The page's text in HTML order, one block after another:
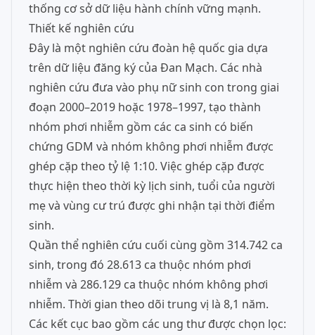
thống cơ sở dữ liệu hành chính vững mạnh.
Thiết kế nghiên cứu
Đây là một nghiên cứu đoàn hệ quốc gia dựa
trên dữ liệu đăng ký của Đan Mạch. Các nhà
nghiên cứu đưa vào phụ nữ sinh con trong giai
đoạn 2000–2019 hoặc 1978–1997, tạo thành
nhóm phơi nhiễm gồm các ca sinh có biến
chứng GDM và nhóm không phơi nhiễm được
ghép cặp theo tỷ lệ 1:10. Việc ghép cặp được
thực hiện theo thời kỳ lịch sinh, tuổi của người
mẹ và vùng cư trú được ghi nhận tại thời điểm
sinh.
Quần thể nghiên cứu cuối cùng gồm 314.742 ca
sinh, trong đó 28.613 ca thuộc nhóm phơi
nhiễm và 286.129 ca thuộc nhóm không phơi
nhiễm. Thời gian theo dõi trung vị là 8,1 năm.
Các kết cục bao gồm các ung thư được chọn lọc: